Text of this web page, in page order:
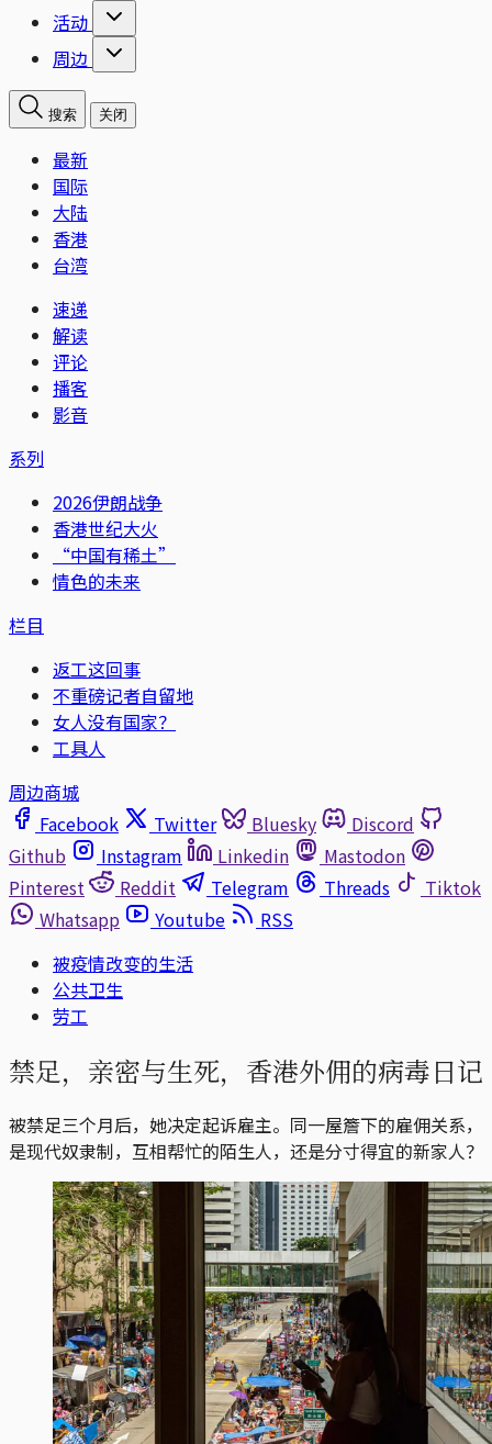
活动
周边
搜索 关闭
最新
国际
大陆
香港
台湾
速递
解读
评论
播客
影音
系列
2026伊朗战争
香港世纪大火
“中国有稀土”
情色的未来
栏目
返工这回事
不重磅记者自留地
女人没有国家？
工具人
周边商城
Facebook
Twitter Bluesky
Discord
Github
Instagram Linkedin
Mastodon
Pinterest
Reddit Telegram Threads
Tiktok
Whatsapp
Youtube
RSS
被疫情改变的生活
公共卫生
劳工
禁足，亲密与生死，香港外佣的病毒日记
被禁足三个月后，她决定起诉雇主。同一屋簷下的雇佣关系，
是现代奴隶制，互相帮忙的陌生人，还是分寸得宜的新家人？